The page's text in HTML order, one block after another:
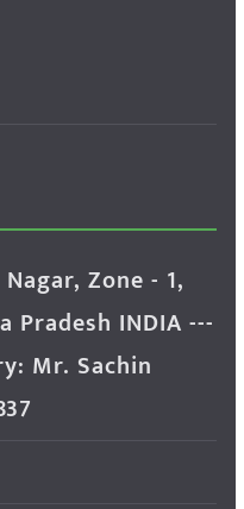
Zone - 1,
Pradesh INDIA ---
Mr. Sachin